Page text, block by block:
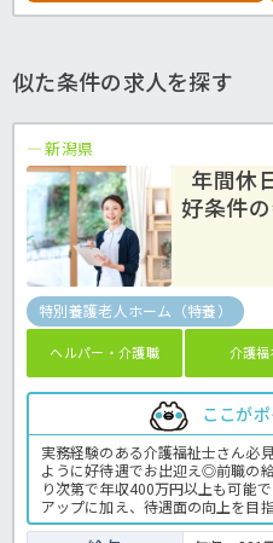
似た条件の求人を探す
新潟県
年間休
好条件
特別養護老人ホーム（特養）
ヘルパー・介護職 介護
ここが
実務経験のある介護福祉士さん必
ように好待遇でお出迎え◎前職の
り次第で年収400万円以上も可能
アップに加え、待遇面の向上を目
いゆっくりとした介護を実践する